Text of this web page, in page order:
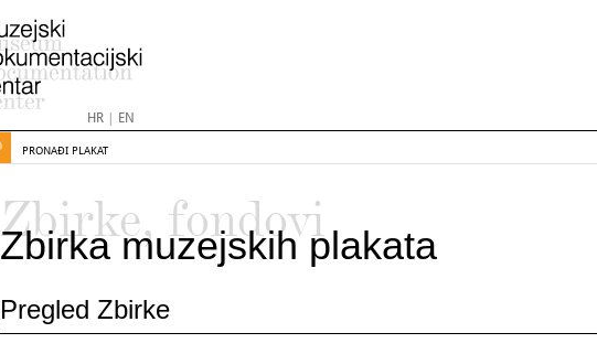
HR| EN
PRONAĐI PLAKAT
Zbirke, fondovi
Zbirka muzejskih plakata
Pregled Zbirke